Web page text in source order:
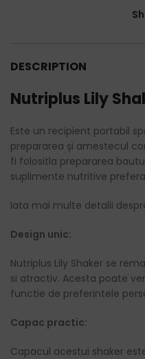
DESCRIPTION
Nutriplus Lily
Este un recipient portabil
prepararea și amestecul
fi folositla prepararea
suplimente nutritive
Iata mai multe detalii
Design unic:
Nutriplus Lily Shaker se
si atractiv. Acesta poate
functie de preferintele
Capac practic:
Capacul acestui shaker